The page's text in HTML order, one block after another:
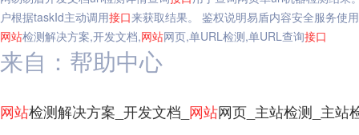
户根据taskId主动调用接口来获取结果。 鉴权说明易盾内容安全服务使
网站检测解决方案,开发文档,网站网页,单URL检测,单URL查询接口
来自：帮助中心
网站检测解决方案_开发文档_ 网站网页_主站检测_主站